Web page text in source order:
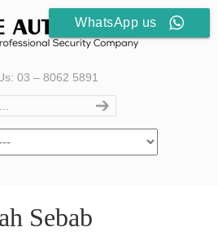
03 – 8062 5891
Sebab
WhatsApp us